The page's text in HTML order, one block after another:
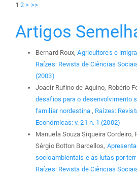
1 2 > >>
Artigos
Bernard Roux,Agricultores e
Raízes: Revista de Ciências
(2003)
Joacir Rufino de Aquino, Robério
desafios para o desenvolvimento
familiar nordestina , Raízes:
Econômicas: v. 21 n. 1 (2002)
Manuela Souza Siqueira Cordeiro,
Sérgio Botton Barcellos,
socioambientais e as lutas por
Raízes: Revista de Ciências